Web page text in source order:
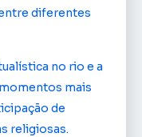
diferentes
no rio e a
mais
de
religiosas.